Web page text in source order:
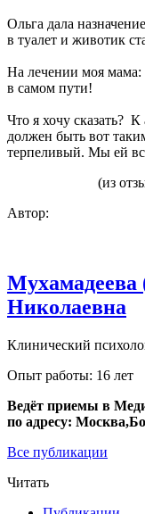
Ольга дала
в туалет и животик
На лечении моя мама:
в самом пути!
Что я хочу сказать?
должен быть вот
терпеливый. Мы ей
(из
Автор:
Мухамадеева
Николаевна
Клинический
Опыт работы: 16 лет
Ведёт приемы в
по адресу:
Все публикации
Читать